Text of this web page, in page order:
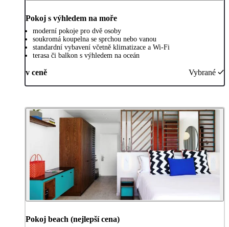
Pokoj s výhledem na moře
moderní pokoje pro dvě osoby
soukromá koupelna se sprchou nebo vanou
standardní vybavení včetně klimatizace a Wi-Fi
terasa či balkon s výhledem na oceán
v ceně Vybrané
Pokoj beach (nejlepší cena)